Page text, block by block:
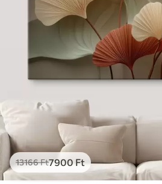
13166Ft7900Ft